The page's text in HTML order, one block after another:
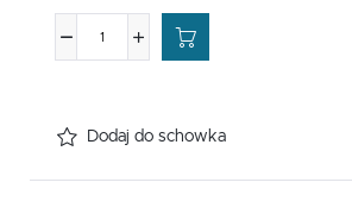
Dodaj do schowka